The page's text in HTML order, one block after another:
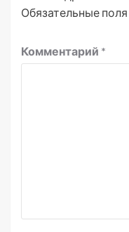
Обязательные
Комментарий *